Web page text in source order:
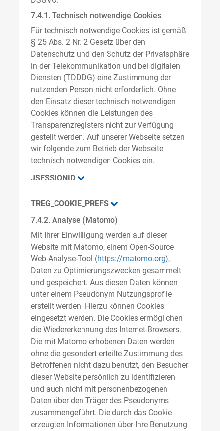
7.4.1. Technisch notwendige Cookies
Für technisch notwendige Cookies ist gemäß
§ 25 Abs. 2 Nr. 2 Gesetz über den
Datenschutz und den Schutz der Privatsphäre
in der Telekommunikation und bei digitalen
Diensten (TDDDG) eine Zustimmung der
nutzenden Person nicht erforderlich. Ohne
den Einsatz dieser technisch notwendigen
Cookies können die Leistungen des
Transparenzregisters nicht zur Verfügung
gestellt werden. Auf unserer Webseite setzen
wir folgende zum Betrieb der Webseite
technisch notwendigen Cookies ein.
JSESSIONID
TREG_COOKIE_PREFS
7.4.2. Analyse (Matomo)
Mit Ihrer Einwilligung werden auf dieser
Website mit Matomo, einem Open-Source
Web-Analyse-Tool (https://matomo.org),
Daten zu Optimierungszwecken gesammelt
und gespeichert. Aus diesen Daten können
unter einem Pseudonym Nutzungsprofile
erstellt werden. Hierzu können Cookies
eingesetzt werden. Die Cookies ermöglichen
die Wiedererkennung des Internet-Browsers.
Die mit Matomo erhobenen Daten werden
ohne die gesondert erteilte Zustimmung des
Betroffenen nicht dazu benutzt, den Besucher
dieser Website persönlich zu identifizieren
und auch nicht mit personenbezogenen
Daten über den Träger des Pseudonyms
zusammengeführt. Die durch das Cookie
erzeugten Informationen über Ihre Benutzung